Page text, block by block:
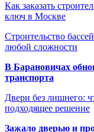
Как заказать
ключ в Москве
Строительство
любой сложности
В Барановичах
транспорта
Двери без лишнего:
подходящее решение
Зажало дверью и